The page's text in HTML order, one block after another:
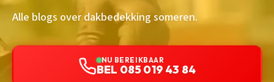
Alle blogs over dakbedekking someren.
NU BEREIKBAAR
BEL 085 019 43 84